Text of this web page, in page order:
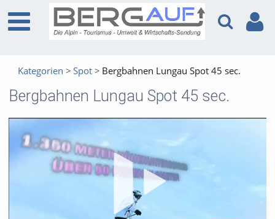
Kategorien Spot Bergbahnen Lungau Spot 45 sec.
Bergbahnen Lungau Spot 45 sec.